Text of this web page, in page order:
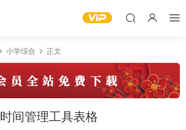
小学综合 正文
间管理工具表格